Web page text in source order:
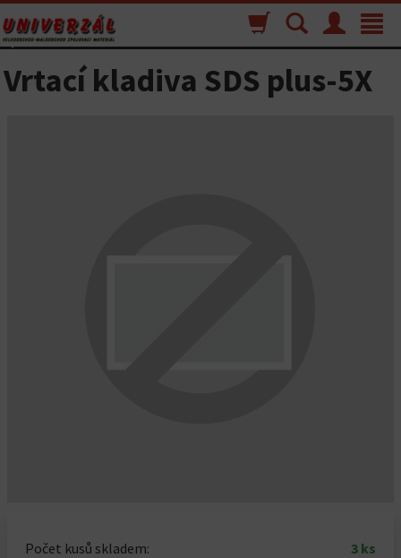
Toggle
Menu
Vyhľadávanie
Nákupný
košík
Vrtací kladiva SDS plus-5X
Počet kusů skladem: 3 ks